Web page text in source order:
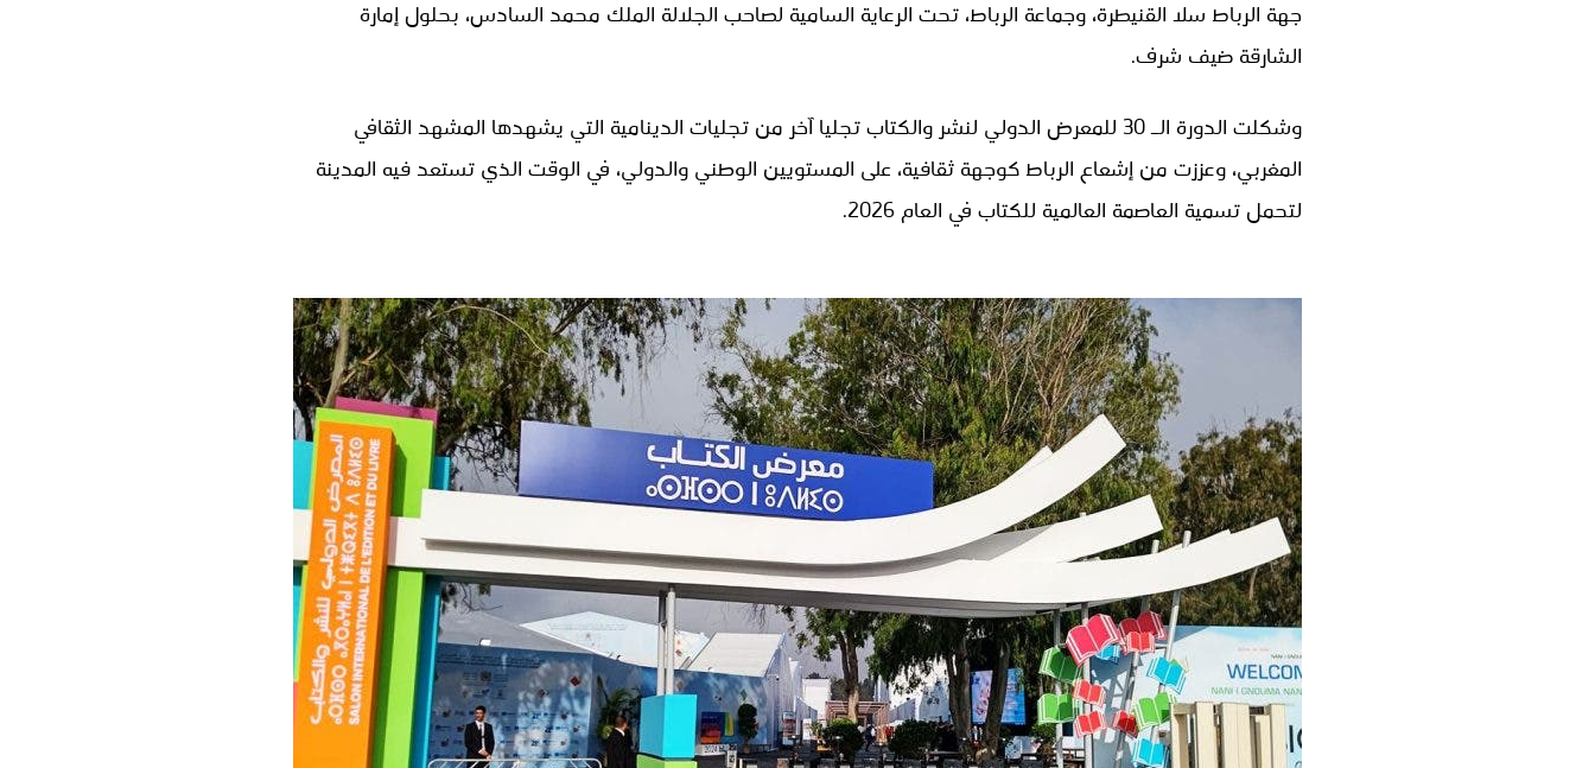
جهة الرباط سلا القنيطرة، وجماعة الرباط، تحت الرعاية السامية لصاحب الجلالة الملك محمد السادس، بحلول إمارة
الشارقة ضيف شرف.
وشكلت الدورة الـ 30 للمعرض الدولي لنشر والكتاب تجليا آخر من تجليات الدينامية التي يشهدها المشهد الثقافي
المغربي، وعززت من إشعاع الرباط كوجهة ثقافية، على المستويين الوطني والدولي، في الوقت الذي تستعد فيه المدينة
لتحمل تسمية العاصمة العالمية للكتاب في العام 2026.